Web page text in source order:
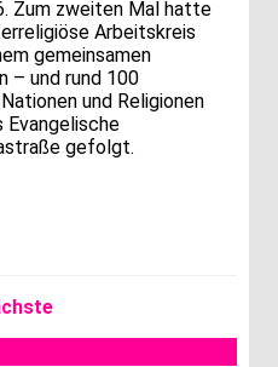
Zum zweiten Mal hatte
Arbeitskreis
gemeinsamen
– und rund 100
und Religionen
Evangelische
gefolgt.